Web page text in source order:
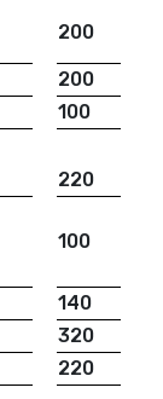
200
200
100
220
100
140
320
220